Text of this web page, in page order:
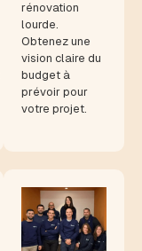
rénovation
lourde.
Obtenez une
vision claire du
budget à
prévoir pour
votre projet.